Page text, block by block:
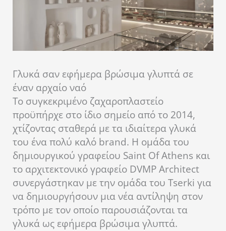
Γλυκά σαν εφήμερα βρώσιμα γλυπτά σε
έναν αρχαίο ναό
Το συγκεκριμένο ζαχαροπλαστείο
προϋπήρχε στο ίδιο σημείο από το 2014,
χτίζοντας σταθερά με τα ιδιαίτερα γλυκά
του ένα πολύ καλό brand. Η ομάδα του
δημιουργικού γραφείου Saint Of Athens και
το αρχιτεκτονικό γραφείο DVMP Architect
συνεργάστηκαν με την ομάδα του Tserki για
να δημιουργήσουν μια νέα αντίληψη στον
τρόπο με τον οποίο παρουσιάζονται τα
γλυκά ως εφήμερα βρώσιμα γλυπτά.